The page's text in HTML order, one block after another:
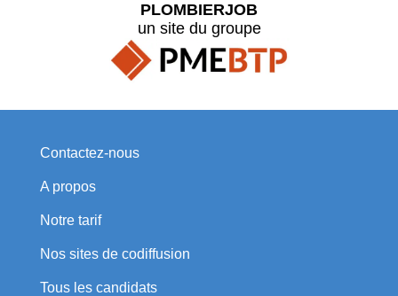
PLOMBIERJOB
un site du groupe
Contactez-nous
A propos
Notre tarif
Nos sites de codiffusion
Tous les candidats